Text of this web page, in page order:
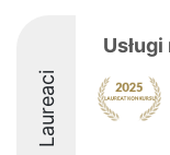
Laureaci